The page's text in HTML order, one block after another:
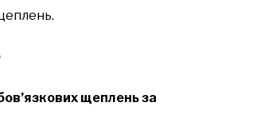
щеплень за